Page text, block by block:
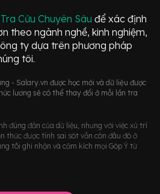
Tra Cứu Chuyên Sâuđể xác định
theo ngành nghề, kinh nghiệm,
ty dựa trên phương pháp
tôi.
- Salary.vn được học mới và dữ liệu được
lương sẽ có thể thay đổi ở mỗi lần tra
đúng đắn của dữ liệu, nhưng với việc xử trí
thức được tính sai sót vẫn còn đâu đó ở
tôi ghi nhận và cảm kích mọi Góp Ý từ